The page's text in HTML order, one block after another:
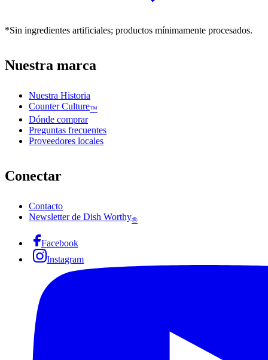
*Sin ingredientes artificiales; productos mínimamente procesados.
Nuestra marca
Nuestra Historia
Counter Culture™
Dónde comprar
Preguntas frecuentes
Proveedores locales
Conectar
Contacto
Newsletter de Dish Worthy®
Facebook
Instagram